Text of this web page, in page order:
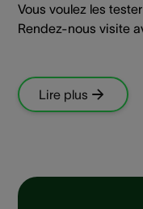
Vous voulez les
Rendez-nous visite
Lire plus